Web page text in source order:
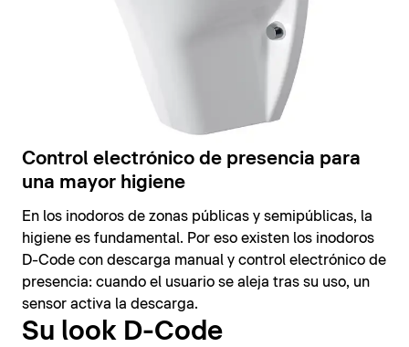
Control electrónico de presencia para
una mayor higiene
En los inodoros de zonas públicas y semipúblicas, la
higiene es fundamental. Por eso existen los inodoros
D-Code con descarga manual y control electrónico de
presencia: cuando el usuario se aleja tras su uso, un
sensor activa la descarga.
Su look D-Code